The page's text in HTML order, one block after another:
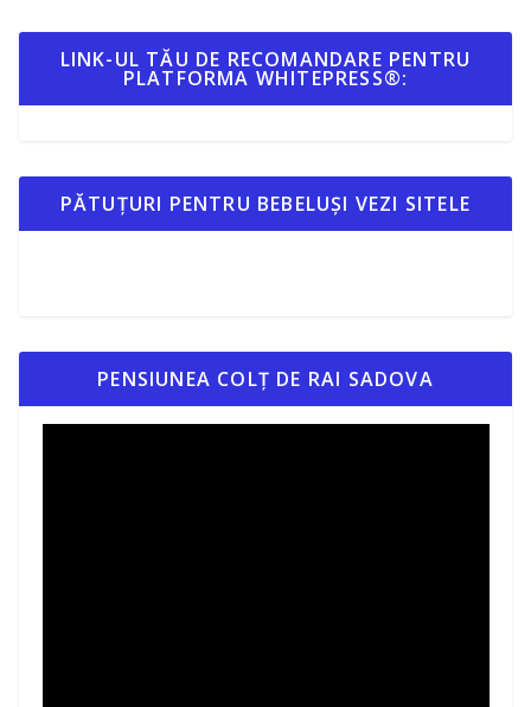
LINK-UL TĂU DE RECOMANDARE PENTRU
PLATFORMA WHITEPRESS®:
PĂTUȚURI PENTRU BEBELUȘI VEZI SITELE
PENSIUNEA COLȚ DE RAI SADOVA